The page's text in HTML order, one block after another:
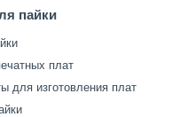
пайки
плат
для изготовления плат